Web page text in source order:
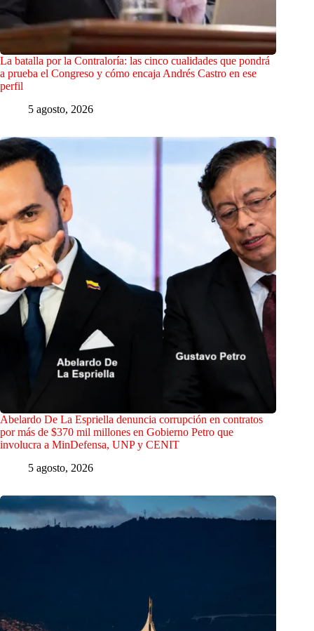
La batalla por la Contraloría: las cinco cualidades que pondrá
a prueba el Congreso y cómo encaja Andrés Castro en ese
perfil
5 agosto, 2026
Abelardo De La Espriella denuncia corrupción en contratos
por más de $370 mil millones en Gobierno Petro que
involucra a MinDefensa, UNP y CENIT
5 agosto, 2026